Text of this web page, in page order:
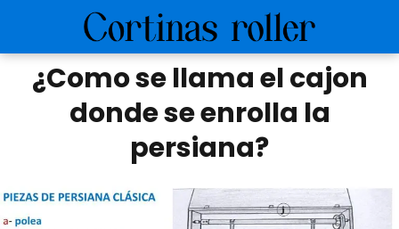
¿Como se llama el cajon
donde se enrolla la
persiana?